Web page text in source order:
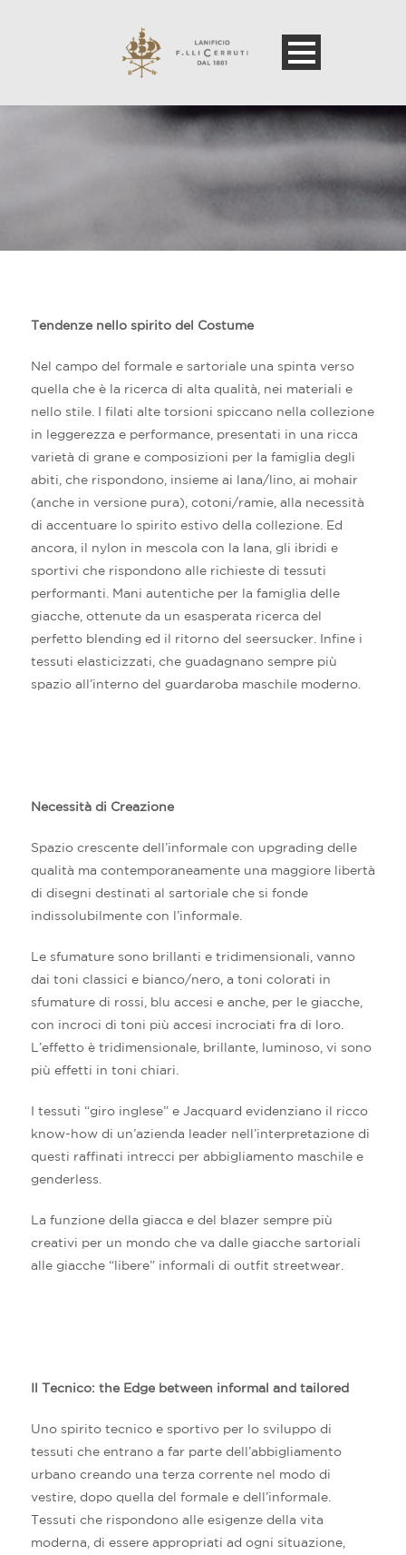
Tendenze nello spirito del Costume
Nel campo del formale e sartoriale una spinta verso
quella che è la ricerca di alta qualità, nei materiali e
nello stile. I filati alte torsioni spiccano nella collezione
in leggerezza e performance, presentati in una ricca
varietà di grane e composizioni per la famiglia degli
abiti, che rispondono, insieme ai lana/lino, ai mohair
(anche in versione pura), cotoni/ramie, alla necessità
di accentuare lo spirito estivo della collezione. Ed
ancora, il nylon in mescola con la lana, gli ibridi e
sportivi che rispondono alle richieste di tessuti
performanti. Mani autentiche per la famiglia delle
giacche, ottenute da un esasperata ricerca del
perfetto blending ed il ritorno del seersucker. Infine i
tessuti elasticizzati, che guadagnano sempre più
spazio all’interno del guardaroba maschile moderno.
Necessità di Creazione
Spazio crescente dell’informale con upgrading delle
qualità ma contemporaneamente una maggiore libertà
di disegni destinati al sartoriale che si fonde
indissolubilmente con l’informale.
Le sfumature sono brillanti e tridimensionali, vanno
dai toni classici e bianco/nero, a toni colorati in
sfumature di rossi, blu accesi e anche, per le giacche,
con incroci di toni più accesi incrociati fra di loro.
L’effetto è tridimensionale, brillante, luminoso, vi sono
più effetti in toni chiari.
I tessuti “giro inglese” e Jacquard evidenziano il ricco
know-how di un’azienda leader nell’interpretazione di
questi raffinati intrecci per abbigliamento maschile e
genderless.
La funzione della giacca e del blazer sempre più
creativi per un mondo che va dalle giacche sartoriali
alle giacche “libere” informali di outfit streetwear.
Il Tecnico: the Edge between informal and tailored
Uno spirito tecnico e sportivo per lo sviluppo di
tessuti che entrano a far parte dell’abbigliamento
urbano creando una terza corrente nel modo di
vestire, dopo quella del formale e dell’informale.
Tessuti che rispondono alle esigenze della vita
moderna, di essere appropriati ad ogni situazione,